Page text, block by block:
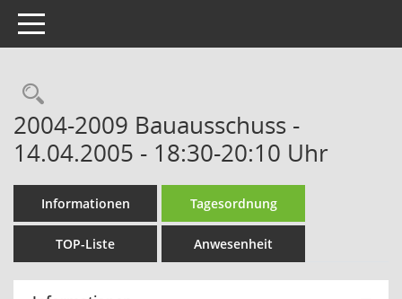
Toggle navigation
Rechercheauswahl
2004-2009 Bauausschuss -
14.04.2005 - 18:30-20:10 Uhr
Informationen Tagesordnung
TOP-Liste Anwesenheit